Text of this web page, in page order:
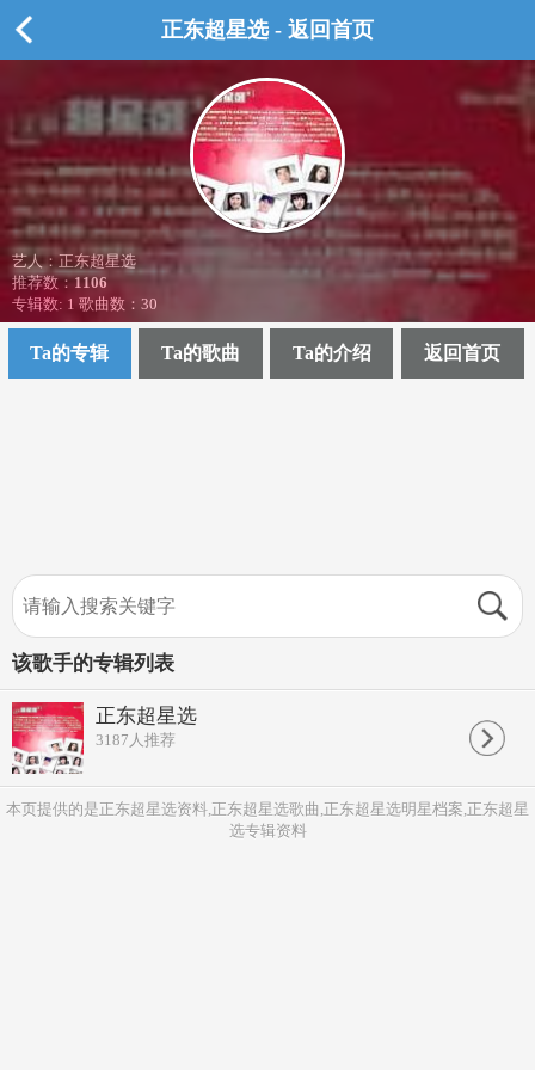
正东超星选 - 返回首页
艺人：正东超星选
推荐数：1106
专辑数: 1 歌曲数：30
Ta的专辑 Ta的歌曲 Ta的介绍 返回首页
该歌手的专辑列表
正东超星选
3187 人推荐
本页提供的是正东超星选资料,正东超星选歌曲,正东超星选明星档案,正东超星
选专辑资料